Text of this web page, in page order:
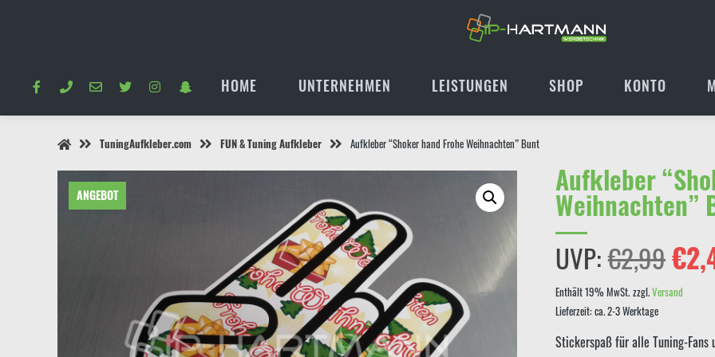
HOME UNTERNEHMEN LEISTUNGEN SHOP KONTO
TuningAufkleber.com FUN & Tuning Aufkleber Aufkleber “Shoker hand Frohe Weihnachten” Bunt
ANGEBOT Aufkleber
Weihnachten”
UVP:€2,99
Preis
war:
€
Enthält 19% MwSt. zzgl.Versand
Lieferzeit: ca. 2-3 Werktage
Stickerspaß für alle Tuning-Fans